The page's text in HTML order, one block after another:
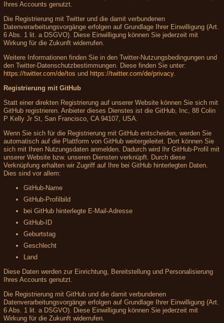
Ihres Accounts genutzt.
Die Registrierung mit Twitter und die damit verbundenen
Datenverarbeitungsvorgänge erfolgen auf Grundlage Ihrer Einwilligung (Art.
6 Abs. 1 lit. a DSGVO). Diese Einwilligung können Sie jederzeit mit
Wirkung für die Zukunft widerrufen.
Weitere Informationen finden Sie in den Twitter-Nutzungsbedingungen und
den Twitter-Datenschutzbestimmungen. Diese finden Sie unter:
https://twitter.com/de/tos und https://twitter.com/de/privacy.
Registrierung mit GitHub
Statt einer direkten Registrierung auf unserer Website können Sie sich mit
GitHub registrieren. Anbieter dieses Dienstes ist die GitHub, Inc, 88 Colin
P Kelly Jr St, San Francisco, CA 94107, USA.
Wenn Sie sich für die Registrierung mit GitHub entscheiden, werden Sie
automatisch auf die Plattform von GitHub weitergeleitet. Dort können Sie
sich mit Ihren Nutzungsdaten anmelden. Dadurch wird Ihr GitHub-Profil mit
unserer Website bzw. unseren Diensten verknüpft. Durch diese
Verknüpfung erhalten wir Zugriff auf Ihre bei GitHub hinterlegten Daten.
Dies sind vor allem:
GitHub-Name
GitHub-Profilbild
bei GitHub hinterlegte E-Mail-Adresse
GitHub-ID
Geburtstag
Geschlecht
Land
Diese Daten werden zur Einrichtung, Bereitstellung und Personalisierung
Ihres Accounts genutzt.
Die Registrierung mit GitHub und die damit verbundenen
Datenverarbeitungsvorgänge erfolgen auf Grundlage Ihrer Einwilligung (Art.
6 Abs. 1 lit. a DSGVO). Diese Einwilligung können Sie jederzeit mit
Wirkung für die Zukunft widerrufen.